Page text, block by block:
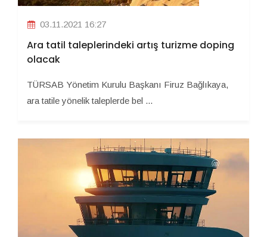
03.11.2021 16:27
Ara tatil taleplerindeki artış turizme doping
olacak
TÜRSAB Yönetim Kurulu Başkanı Firuz Bağlıkaya,
ara tatile yönelik taleplerde bel ...